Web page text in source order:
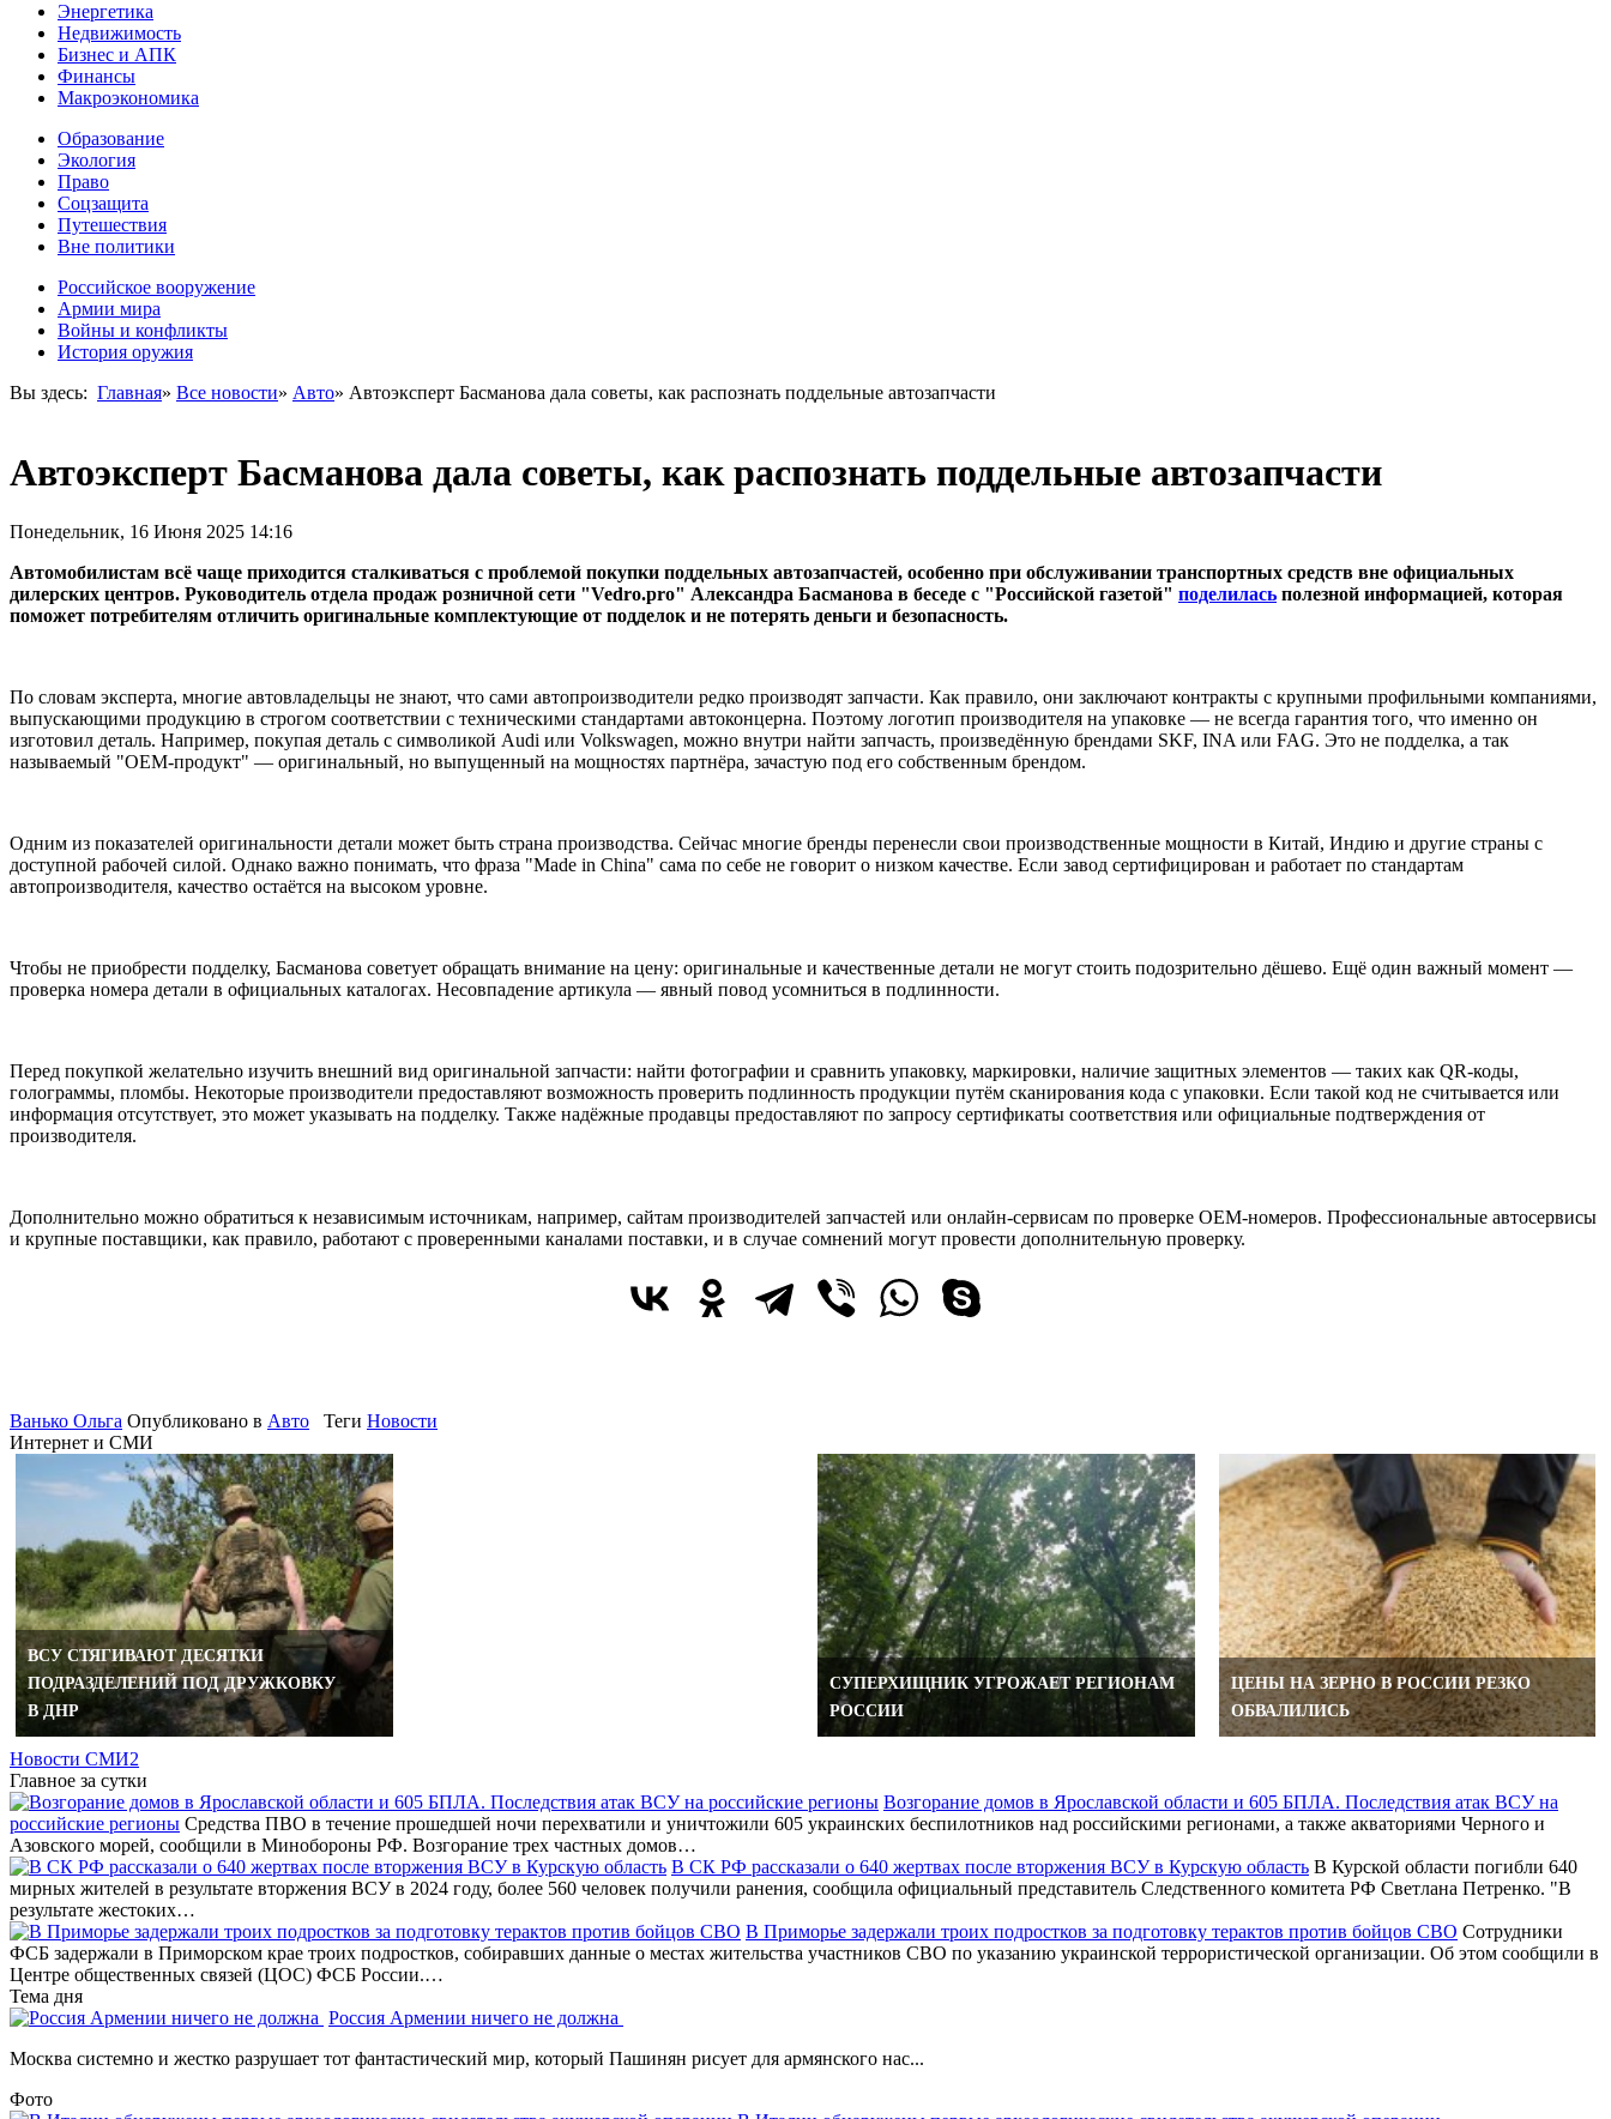
Энергетика
Недвижимость
Бизнес и АПК
Финансы
Макроэкономика
Образование
Экология
Право
Соцзащита
Путешествия
Вне политики
Российское вооружение
Армии мира
Войны и конфликты
История оружия
Вы здесь: Главная» Все новости» Авто» Автоэксперт Басманова дала советы, как распознать поддельные автозапчасти
Автоэксперт Басманова дала советы, как распознать поддельные автозапчасти
Понедельник, 16 Июня 2025 14:16
Автомобилистам всё чаще приходится сталкиваться с проблемой покупки поддельных автозапчастей, особенно при обслуживании транспортных средств вне официальных
дилерских центров. Руководитель отдела продаж розничной сети "Vedro.pro" Александра Басманова в беседе с "Российской газетой" поделилась полезной информацией, которая
поможет потребителям отличить оригинальные комплектующие от подделок и не потерять деньги и безопасность.
По словам эксперта, многие автовладельцы не знают, что сами автопроизводители редко производят запчасти. Как правило, они заключают контракты с крупными профильными компаниями,
выпускающими продукцию в строгом соответствии с техническими стандартами автоконцерна. Поэтому логотип производителя на упаковке — не всегда гарантия того, что именно он
изготовил деталь. Например, покупая деталь с символикой Audi или Volkswagen, можно внутри найти запчасть, произведённую брендами SKF, INA или FAG. Это не подделка, а так
называемый "OEM-продукт" — оригинальный, но выпущенный на мощностях партнёра, зачастую под его собственным брендом.
Одним из показателей оригинальности детали может быть страна производства. Сейчас многие бренды перенесли свои производственные мощности в Китай, Индию и другие страны с
доступной рабочей силой. Однако важно понимать, что фраза "Made in China" сама по себе не говорит о низком качестве. Если завод сертифицирован и работает по стандартам
автопроизводителя, качество остаётся на высоком уровне.
Чтобы не приобрести подделку, Басманова советует обращать внимание на цену: оригинальные и качественные детали не могут стоить подозрительно дёшево. Ещё один важный момент —
проверка номера детали в официальных каталогах. Несовпадение артикула — явный повод усомниться в подлинности.
Перед покупкой желательно изучить внешний вид оригинальной запчасти: найти фотографии и сравнить упаковку, маркировки, наличие защитных элементов — таких как QR-коды,
голограммы, пломбы. Некоторые производители предоставляют возможность проверить подлинность продукции путём сканирования кода с упаковки. Если такой код не считывается или
информация отсутствует, это может указывать на подделку. Также надёжные продавцы предоставляют по запросу сертификаты соответствия или официальные подтверждения от
производителя.
Дополнительно можно обратиться к независимым источникам, например, сайтам производителей запчастей или онлайн-сервисам по проверке OEM-номеров. Профессиональные автосервисы
и крупные поставщики, как правило, работают с проверенными каналами поставки, и в случае сомнений могут провести дополнительную проверку.
Ванько Ольга Опубликовано в Авто Теги Новости
Интернет и СМИ
ВСУ СТЯГИВАЮТ ДЕСЯТКИ
ПОДРАЗДЕЛЕНИЙ ПОД ДРУЖКОВКУ
В ДНР
НОСОМ МАКРОНА
СУПЕРХИЩНИК УГРОЖАЕТ РЕГИОНАМ
РОССИИ
ЦЕНЫ НА ЗЕРНО В РОССИИ РЕЗКО
ОБВАЛИЛИСЬ
Новости СМИ2
Главное за сутки
Возгорание домов в Ярославской области и 605 БПЛА. Последствия атак ВСУ на
российские регионы Средства ПВО в течение прошедшей ночи перехватили и уничтожили 605 украинских беспилотников над российскими регионами, а также акваториями Черного и
Азовского морей, сообщили в Минобороны РФ. Возгорание трех частных домов…
В СК РФ рассказали о 640 жертвах после вторжения ВСУ в Курскую область В Курской области погибли 640
мирных жителей в результате вторжения ВСУ в 2024 году, более 560 человек получили ранения, сообщила официальный представитель Следственного комитета РФ Светлана Петренко. "В
результате жестоких…
В Приморье задержали троих подростков за подготовку терактов против бойцов СВО Сотрудники
ФСБ задержали в Приморском крае троих подростков, собиравших данные о местах жительства участников СВО по указанию украинской террористической организации. Об этом сообщили в
Центре общественных связей (ЦОС) ФСБ России.…
Тема дня
Россия Армении ничего не должна
Москва системно и жестко разрушает тот фантастический мир, который Пашинян рисует для армянского нас...
Фото